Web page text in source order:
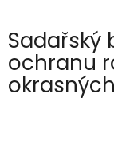
Sadařský
ochranu